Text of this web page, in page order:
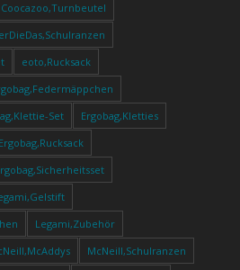
Coocazoo,Turnbeutel
eoto,Rucksack
Set
Ergobag,Kletties
Ergobag,Rucksack
Legami,Zubehör
McNeill,Schulranzen